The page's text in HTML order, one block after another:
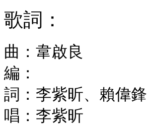
歌詞：
曲： 韋啟良
編：
詞： 李紫昕、賴偉鋒
唱： 李紫昕